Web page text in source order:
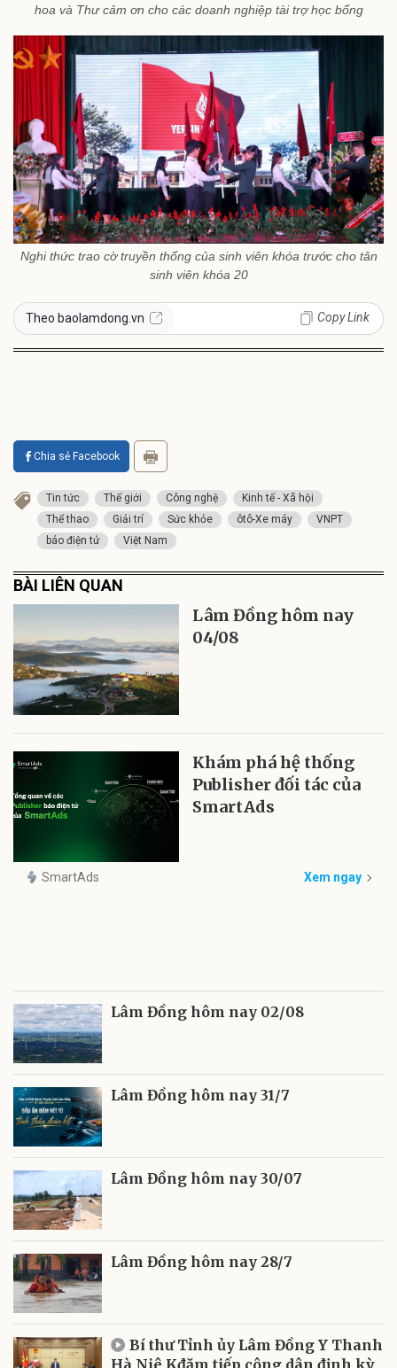
hoa và Thư cảm ơn cho các doanh nghiệp tài trợ học bổng
Nghi thức trao cờ truyền thống của sinh viên khóa trước cho tân
sinh viên khóa 20
Theo baolamdong.vn Copy Link
Chia sẻ Facebook
Tin tức Thế giới Công nghệ
Kinh tế - Xã hội
Thể thao
Giải trí Sức khỏe ôtô-Xe máy
VNPT
báo điện tử
Việt Nam
BÀI LIÊN QUAN
Lâm Đồng hôm nay
04/08
Khám phá hệ thống
Publisher đối tác của
SmartAds
SmartAds Xem ngay
Lâm Đồng hôm nay 02/08
Lâm Đồng hôm nay 31/7
Lâm Đồng hôm nay 30/07
Lâm Đồng hôm nay 28/7
Bí thư Tỉnh ủy Lâm Đồng Y Thanh
Hà Niê Kđăm tiếp công dân định kỳ